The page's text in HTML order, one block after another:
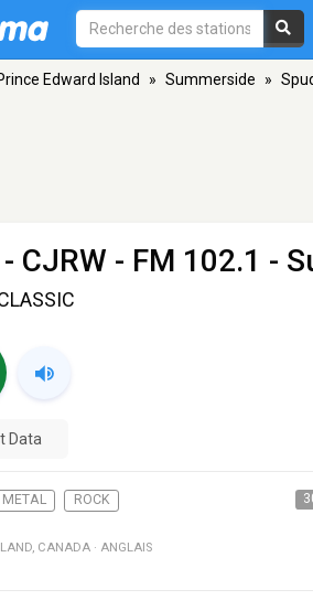
Edward Island » Summerside »
CJRW - FM 102.1 -
Data
METAL ROCK
, CANADA · ANGLAIS